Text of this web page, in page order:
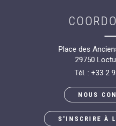
Place des
29750
Tél. : +33 2
NOUS
S'INSCRIRE À